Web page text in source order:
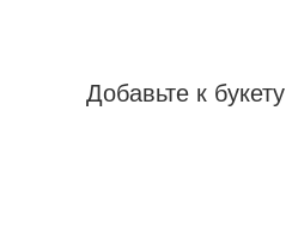
Добавьте к букету